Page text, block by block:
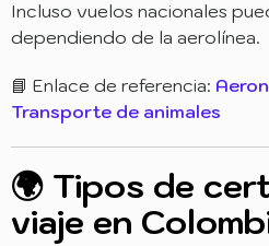
Incluso vuelos nacionales
dependiendo de la aerolínea.
📘 Enlace de referencia:
Transporte de animales
🌍 Tipos de
viaje en